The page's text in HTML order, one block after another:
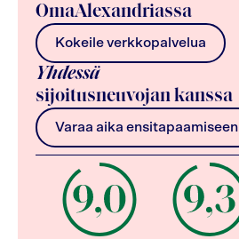
OmaAlexandriassa
Kokeile verkkopalvelua
Yhdessä
sijoitusneuvojan kanssa
Varaa aika ensitapaamiseen